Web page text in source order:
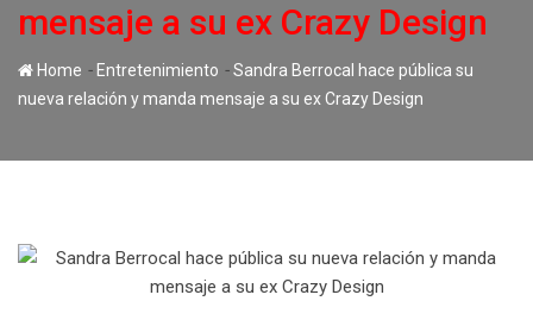
mensaje a su ex Crazy Design
Home - Entretenimiento -Sandra Berrocal hace pública su
nueva relación y manda mensaje a su ex Crazy Design